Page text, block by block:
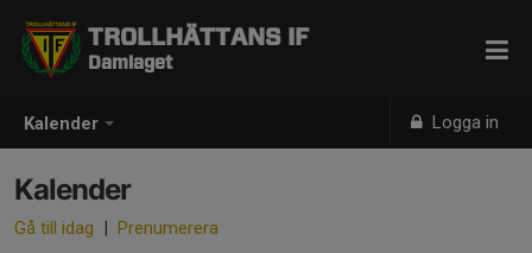
Kalender Logga in
TROLLHÄTTANS IF
Damlaget
Kalender
Gå till idag | Prenumerera